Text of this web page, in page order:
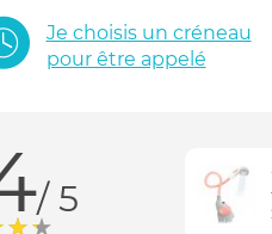
Je choisis un créneau
pour être appelé
/ 5